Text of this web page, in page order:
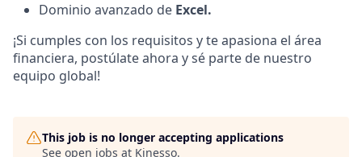
Dominio avanzado de Excel.
¡Si cumples con los requisitos y te apasiona el área
financiera, postúlate ahora y sé parte de nuestro
equipo global!
This job is no longer accepting applications
See open jobs at Kinesso.